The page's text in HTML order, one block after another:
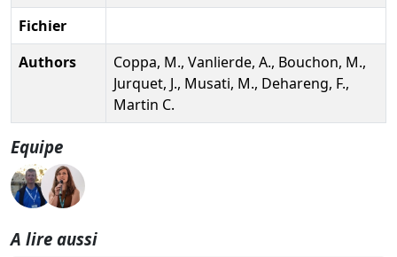
Fichier
Authors
Coppa, M., Vanlierde, A., Bouchon, M.,
Jurquet, J., Musati, M., Dehareng, F.,
Martin C.
Equipe
A lire aussi